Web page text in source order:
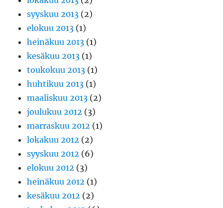
syyskuu 2013 (2)
elokuu 2013 (1)
heinäkuu 2013 (1)
kesäkuu 2013 (1)
toukokuu 2013 (1)
huhtikuu 2013 (1)
maaliskuu 2013 (2)
joulukuu 2012 (3)
marraskuu 2012 (1)
lokakuu 2012 (2)
syyskuu 2012 (6)
elokuu 2012 (3)
heinäkuu 2012 (1)
kesäkuu 2012 (2)